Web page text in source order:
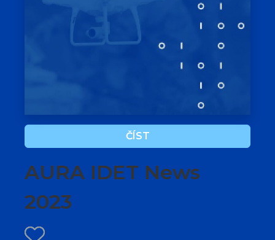
ČÍST
AURA IDET News
2023